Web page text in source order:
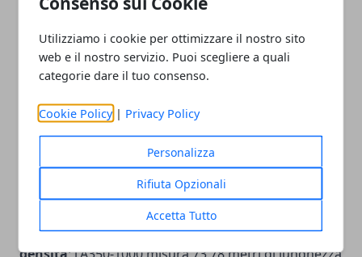
Utilizziamo i cookie per ottimizzare il nostro sito
web e il nostro servizio. Puoi scegliere a quali
categorie dare il tuo consenso.
Cookie Policy | Privacy Policy
Personalizza
Rifiuta Opzionali
Accetta Tutto
del carburante continuano a rappresentare la voce
più significativa nel conto economico delle
compagnie aeree di lungo raggio.
confronto operativo
Nella fascia immediatamente inferiore per
dimensioni assolute, l'Airbus A350-1000 e il Boeing
rappresentano i
widebody di riferimento
per le rotte intercontinentali di media e alta